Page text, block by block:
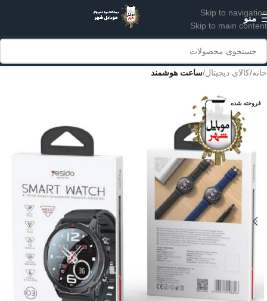
Skip to navigation
Skip to main content
منو
خانه کالای دیجیتال ساعت هوشمند
فروخته شده